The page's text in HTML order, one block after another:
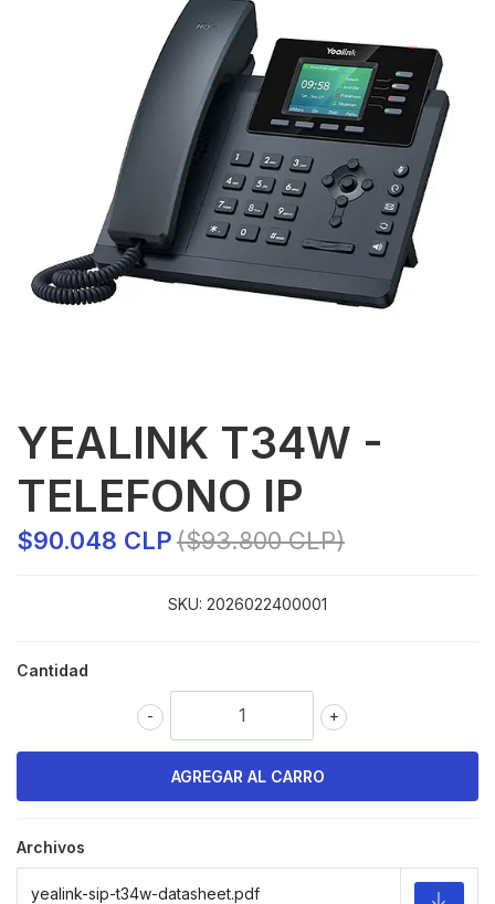
YEALINK T34W -
TELEFONO IP
$90.048 CLP($93.800 CLP)
SKU: 2026022400001
Cantidad
+
-
Archivos
yealink-sip-t34w-datasheet.pdf